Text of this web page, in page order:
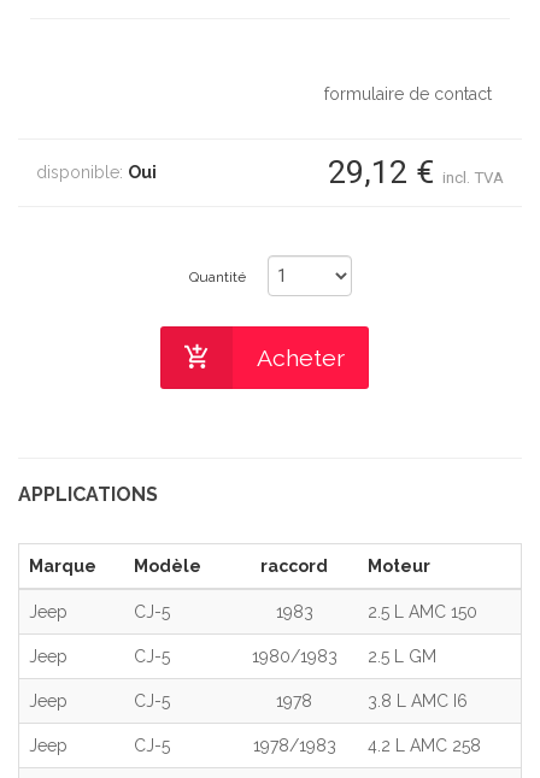
formulaire de contact
disponible: Oui 29,12 € incl. TVA
Quantité
Acheter
APPLICATIONS
Marque Modèle raccord Moteur
Jeep CJ-5 1983 2.5 L AMC 150
Jeep CJ-5 1980/1983 2.5 L GM
Jeep CJ-5 1978 3.8 L AMC I6
Jeep CJ-5 1978/1983 4.2 L AMC 258